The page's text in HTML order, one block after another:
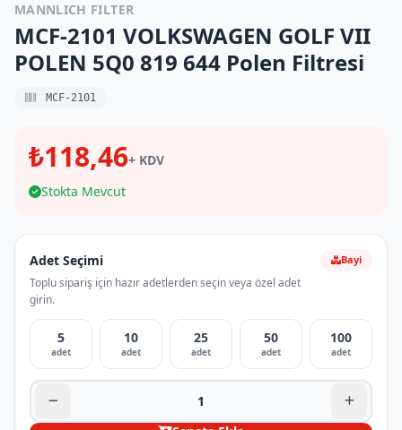
MANNLICH FILTER
MCF-2101 VOLKSWAGEN GOLF VII
POLEN 5Q0 819 644 Polen Filtresi
MCF-2101
₺118,46+ KDV
Stokta Mevcut
Adet Seçimi
Toplu sipariş için hazır adetlerden seçin veya özel adet
girin.
Bayi
5
adet
10
adet
25
adet
50
adet
100
adet